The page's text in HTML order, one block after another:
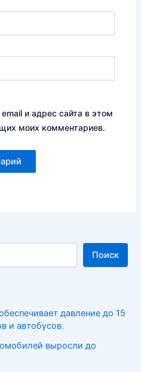
и адрес сайта в этом
моих комментариев.
Поиск
давление до 15
и автобусов.
выросли до